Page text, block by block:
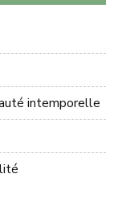
intemporelle